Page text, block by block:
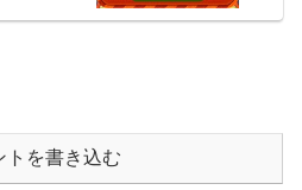
トを書き込む